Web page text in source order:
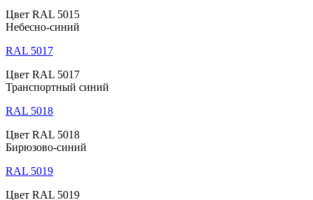
Цвет RAL 5015
Небесно-синий
RAL 5017
Цвет RAL 5017
Транспортный синий
RAL 5018
Цвет RAL 5018
Бирюзово-синий
RAL 5019
Цвет RAL 5019